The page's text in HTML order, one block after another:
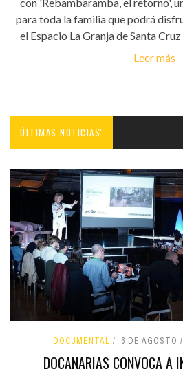
con 'Rebambaramba, el retorno',
para toda la familia que podrá
el Espacio La Granja de Santa
Leer más
ÚLTIMAS NOTICIAS'
DOCUMENTAL 6 DE AGOSTO
DOCANARIAS CONVOCA A